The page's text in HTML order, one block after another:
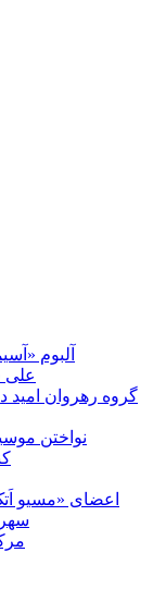
آلبوم
علی
گروه رهروان
نواختن
اعضای «مسیو